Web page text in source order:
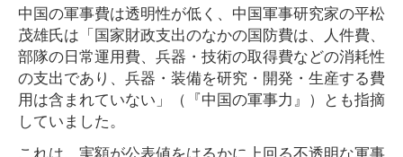
中国の軍事費は透明性が低く、中国軍事研究家の平松
茂雄氏は「国家財政支出のなかの国防費は、人件費、
部隊の日常運用費、兵器・技術の取得費などの消耗性
の支出であり、兵器・装備を研究・開発・生産する費
用は含まれていない」（『中国の軍事力』）とも指摘
していました。
これは、実額が公表値をはるかに上回る不透明な軍事